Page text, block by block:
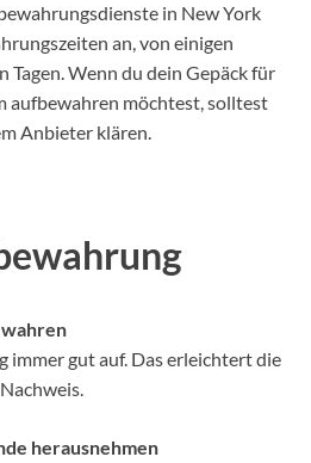
in New York
an, von einigen
Tagen. Wenn du dein Gepäck für
aufbewahren möchtest, solltest
Anbieter klären.
immer gut auf. Das erleichtert die
herausnehmen